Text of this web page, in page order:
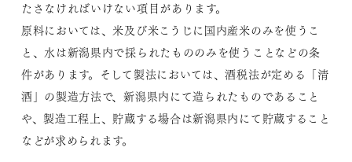
たさなければいけない項目があります。
原料においては、米及び米こうじに国内産米のみを使うこ
と、水は新潟県内で採られたもののみを使うことなどの条
件があります。そして製法においては、酒税法が定める「清
酒」の製造方法で、新潟県内にて造られたものであること
や、製造工程上、貯蔵する場合は新潟県内にて貯蔵すること
などが求められます。